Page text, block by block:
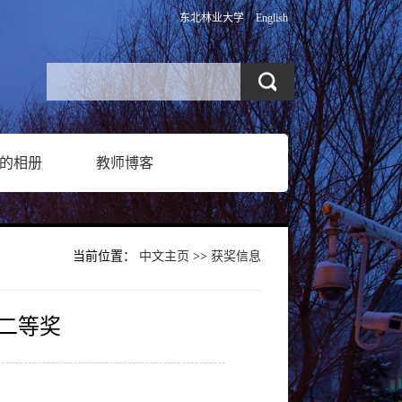
东北林业大学 English
相册 教师博客
当前位置： 中文主页 >> 获奖信息
等奖